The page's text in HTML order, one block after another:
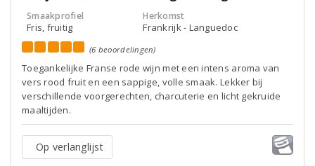
Smaakprofiel
Fris, fruitig
Herkomst
Frankrijk - Languedoc
(6 beoordelingen)
Toegankelijke Franse rode wijn met een intens aroma van
vers rood fruit en een sappige, volle smaak. Lekker bij
verschillende voorgerechten, charcuterie en licht gekruide
maaltijden.
Op verlanglijst